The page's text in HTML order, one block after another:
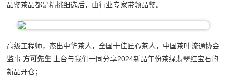
品鉴茶品都是精挑细选后，由行业专家带领品鉴。
高级工程师，杰出中华茶人，全国十佳匠心茶人，中国茶叶流通协会
监事 方可先生
上台与我们一同分享2024新品年份茶绿翡翠红宝石的
新品开仓；